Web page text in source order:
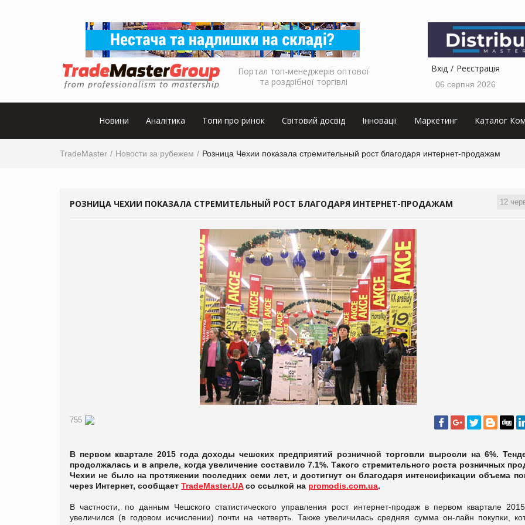
Портал топ-менеджерів оптової
та роздрібної торгівлі
Вхід Реєстрація
06 серпня 2026
Новини Аналітика Топи про ринок Світовий досвід Інновації Маркетинг Каталог
TradeMaster Новости за рубежем Розница Чехии показала стремительный рост благодаря интернет-продажам
12
РОЗНИЦА ЧЕХИИ ПОКАЗАЛА СТРЕМИТЕЛЬНЫЙ РОСТ БЛАГОДАРЯ ИНТЕРНЕТ-ПРОДАЖАМ
755
В первом квартале 2015 года доходы чешских предприятий розничной торговли выросли на 6%.
продолжалась и в апреле, когда увеличение составило 7.1%. Такого стремительного роста розничных
Чехии не было на протяжении последних семи лет, и достигнут он благодаря интенсификации объема
через Интернет, сообщает TradeMaster.UAсо ссылкой на promodis.com.ua.
В частности, по данным Чешского статистического управления рост интернет-продаж в первом квартале
увеличился (в годовом исчислении) почти на четверть. Также увеличилась средняя сумма он-лайн покупки,